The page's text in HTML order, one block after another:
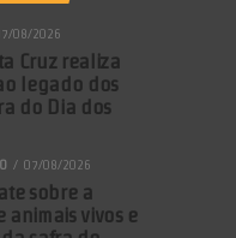
08/2026
Cruz realiza
legado dos
do Dia dos
07/08/2026
sobre a
animais vivos e